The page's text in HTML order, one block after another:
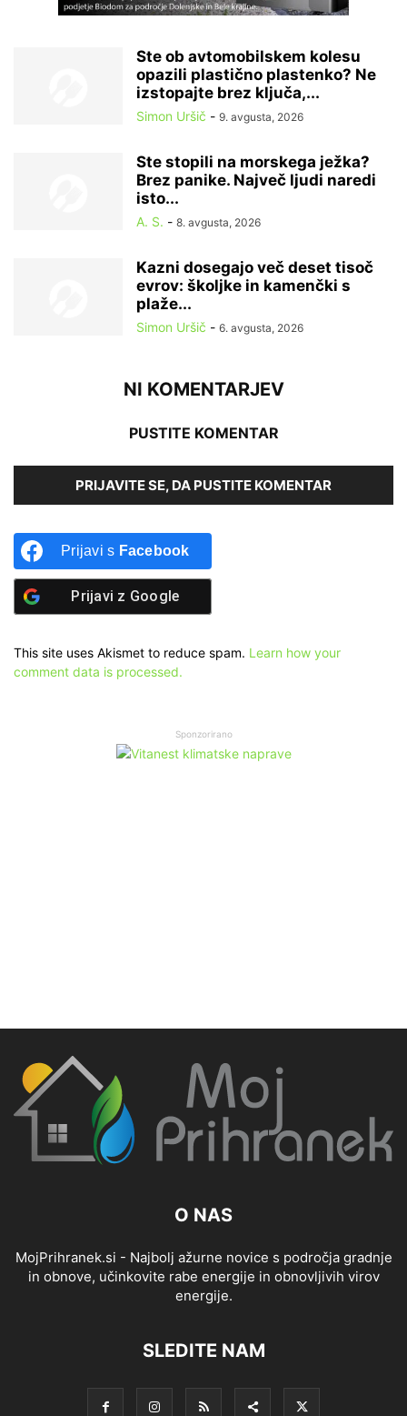
Ste ob avtomobilskem kolesu
opazili plastično plastenko? Ne
izstopajte brez ključa,...
Simon Uršič - 9. avgusta, 2026
Ste stopili na morskega ježka?
Brez panike. Največ ljudi naredi
isto...
A. S. - 8. avgusta, 2026
Kazni dosegajo več deset tisoč
evrov: školjke in kamenčki s
plaže...
Simon Uršič - 6. avgusta, 2026
NI KOMENTARJEV
PUSTITE KOMENTAR
PRIJAVITE SE, DA PUSTITE KOMENTAR
Prijavi s Facebook
Prijavi z Google
This site uses Akismet to reduce spam. Learn how your
comment data is processed.
Sponzorirano
O NAS
MojPrihranek.si - Najbolj ažurne novice s področja gradnje
in obnove, učinkovite rabe energije in obnovljivih virov
energije.
SLEDITE NAM